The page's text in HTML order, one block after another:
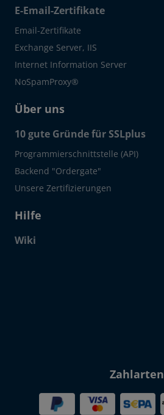
E-Email-Zertifikate
Email-Zertifikate
Exchange Server, IIS
Internet Information Server
NoSpamProxy®
Über uns
10 gute Gründe für SSLplus
Programmierschnittstelle (API)
Backend "Ordergate"
Unsere Zertifizierungen
Hilfe
Wiki
Zahlarten